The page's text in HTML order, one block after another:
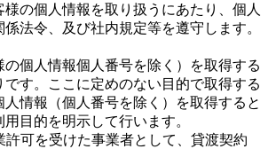
様の個人情報を取り扱うにあたり、個人
法令、及び社内規定等を遵守します。
の個人情報個人番号を除く）を取得する
す。ここに定めのない目的で取得する
情報（個人番号を除く）を取得すると
目的を明示して行います。
許可を受けた事業者として、貸渡契約